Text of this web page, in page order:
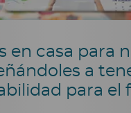
en casa para
a
para el